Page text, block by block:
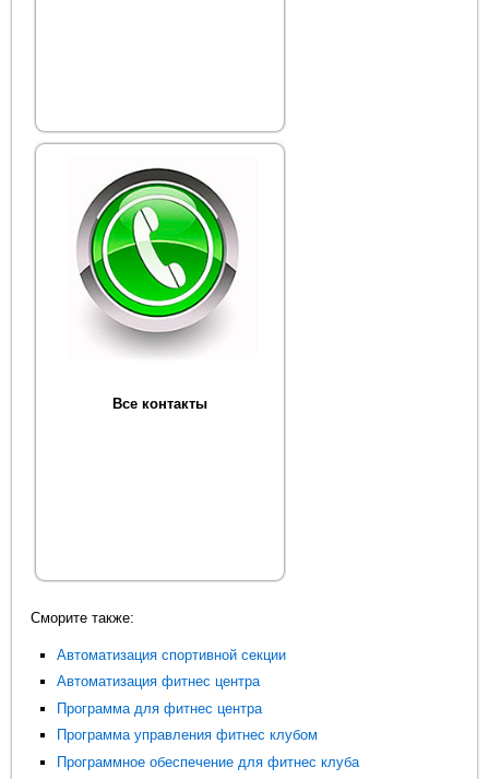
Все контакты
Сморите также:
Автоматизация спортивной секции
Автоматизация фитнес центра
Программа для фитнес центра
Программа управления фитнес клубом
Программное обеспечение для фитнес клуба